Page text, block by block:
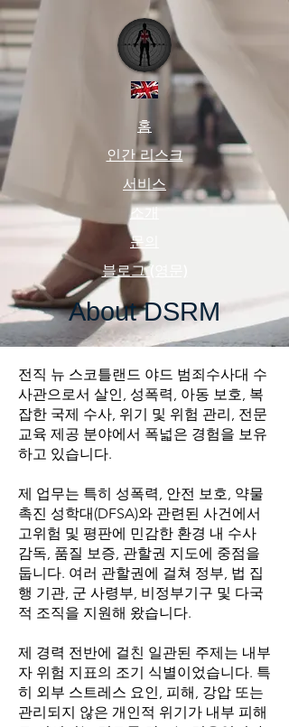
홈
인간 리스크
서비스
소개
문의
블로그 (영문)
About DSRM
전직 뉴 스코틀랜드 야드 범죄수사대 수
사관으로서 살인, 성폭력, 아동 보호, 복
잡한 국제 수사, 위기 및 위험 관리, 전문
교육 제공 분야에서 폭넓은 경험을 보유
하고 있습니다.
제 업무는 특히 성폭력, 안전 보호, 약물
촉진 성학대(DFSA)와 관련된 사건에서
고위험 및 평판에 민감한 환경 내 수사
감독, 품질 보증, 관할권 지도에 중점을
둡니다. 여러 관할권에 걸쳐 정부, 법 집
행 기관, 군 사령부, 비정부기구 및 다국
적 조직을 지원해 왔습니다.
제 경력 전반에 걸친 일관된 주제는 내부
자 위험 지표의 조기 식별이었습니다. 특
히 외부 스트레스 요인, 피해, 강압 또는
관리되지 않은 개인적 위기가 내부 피해